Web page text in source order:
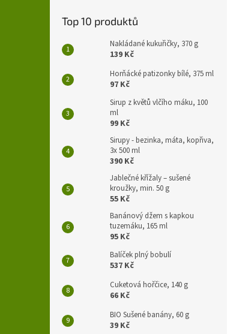
Top 10 produktů
Nakládané kukuřičky, 370 g
139 Kč
Horňácké patizonky bílé, 375 ml
97 Kč
Sirup z květů vlčího máku, 100
ml
99 Kč
Sirupy - bezinka, máta, kopřiva,
3x 500 ml
390 Kč
Jablečné křížaly – sušené
kroužky, min. 50 g
55 Kč
Banánový džem s kapkou
tuzemáku, 165 ml
95 Kč
Balíček plný bobulí
537 Kč
Cuketová hořčice, 140 g
66 Kč
BIO Sušené banány, 60 g
39 Kč